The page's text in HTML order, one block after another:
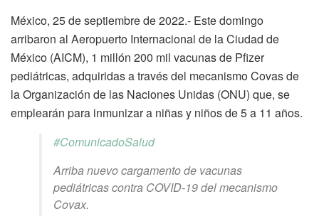
México, 25 de septiembre de 2022.- Este domingo
arribaron al Aeropuerto Internacional de la Ciudad de
México (AICM), 1 millón 200 mil vacunas de Pfizer
pediátricas, adquiridas a través del mecanismo Covas de
la Organización de las Naciones Unidas (ONU) que, se
emplearán para inmunizar a niñas y niños de 5 a 11 años.
#ComunicadoSalud
Arriba nuevo cargamento de vacunas
pediátricas contra COVID-19 del mecanismo
Covax.